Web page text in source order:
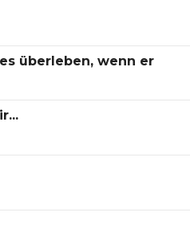
überleben, wenn er